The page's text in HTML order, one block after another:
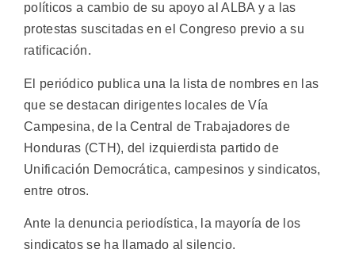
políticos a cambio de su apoyo al ALBA y a las
protestas suscitadas en el Congreso previo a su
ratificación.
El periódico publica una la lista de nombres en las
que se destacan dirigentes locales de Vía
Campesina, de la Central de Trabajadores de
Honduras (CTH), del izquierdista partido de
Unificación Democrática, campesinos y sindicatos,
entre otros.
Ante la denuncia periodística, la mayoría de los
sindicatos se ha llamado al silencio.